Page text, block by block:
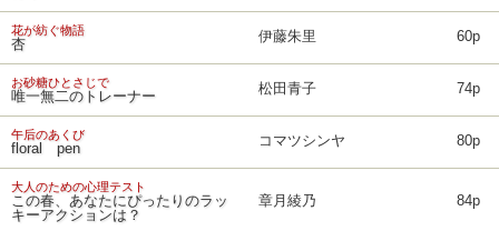
花が紡ぐ物語
杏 伊藤朱里 60p
お砂糖ひとさじで
唯一無二のトレーナー 松田青子 74p
午后のあくび
floral pen コマツシンヤ 80p
大人のための心理テスト
この春、あなたにぴったりのラッ
キーアクションは？
章月綾乃 84p